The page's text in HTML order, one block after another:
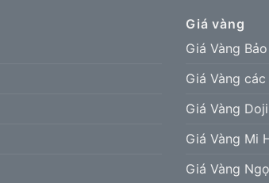
Giá vàng
Giá Vàng
Giá Vàng
Giá Vàng
Giá Vàng Mi
Giá Vàng